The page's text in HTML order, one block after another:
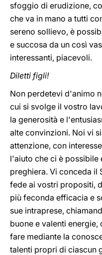
sfoggio di erudizione,
che va in mano a tutti
sereno sollievo, è
e succosa da un così
interessanti, piacevoli.
Diletti figli!
Non perdetevi d'animo
cui si svolge il vostro
la generosità e
alte convinzioni. Noi vi
attenzione, con
l'aiuto che ci è possibile
preghiera. Vi conceda il
fede ai vostri propositi,
più feconda efficacia e
sue intraprese,
buone e valenti energie,
fare mediante la
talenti propri di ciascun